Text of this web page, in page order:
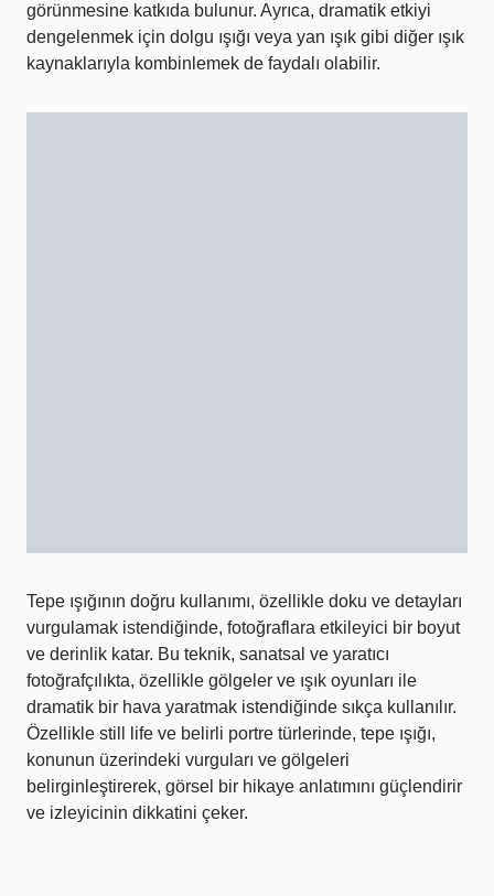
görünmesine katkıda bulunur. Ayrıca, dramatik etkiyi
dengelenmek için dolgu ışığı veya yan ışık gibi diğer ışık
kaynaklarıyla kombinlemek de faydalı olabilir.
Tepe ışığının doğru kullanımı, özellikle doku ve detayları
vurgulamak istendiğinde, fotoğraflara etkileyici bir boyut
ve derinlik katar. Bu teknik, sanatsal ve yaratıcı
fotoğrafçılıkta, özellikle gölgeler ve ışık oyunları ile
dramatik bir hava yaratmak istendiğinde sıkça kullanılır.
Özellikle still life ve belirli portre türlerinde, tepe ışığı,
konunun üzerindeki vurguları ve gölgeleri
belirginleştirerek, görsel bir hikaye anlatımını güçlendirir
ve izleyicinin dikkatini çeker.